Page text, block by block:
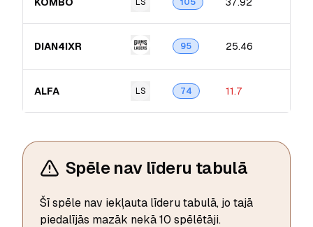
LS 105
DIAN4IXR 95 25.46
ALFA LS 74 11.7
Spēle nav līderu tabulā
Šī spēle nav iekļauta līderu tabulā, jo tajā
piedalījās mazāk nekā 10 spēlētāji.